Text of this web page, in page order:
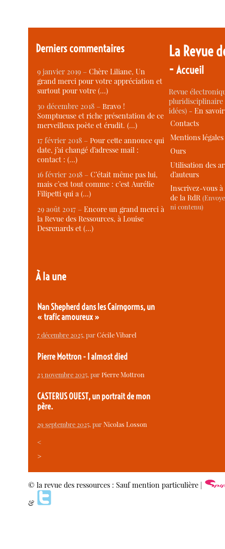
Derniers commentaires
9 janvier 2019 –Chère Liliane, Un
grand merci pour votre appréciation et
surtout pour votre (…)
30 décembre 2018 –Bravo !
Somptueuse et riche présentation de ce
merveilleux poète et érudit. (…)
17 février 2018 –Pour cette annonce qui
date, j’ai changé d’adresse mail :
contact : (…)
16 février 2018 –C’était même pas lui,
mais c’est tout comme : c’est Aurélie
Filipetti qui a (…)
29 août 2017 –Encore un grand merci à
la Revue des Ressources, à Louise
Desrenards et (…)
À la une
Nan Shepherd dans les Cairngorms, un
« trafic amoureux »
7 décembre 2025, parCécile Vibarel
Pierre Mottron - I almost died
23 novembre 2025, parPierre Mottron
CASTERUS OUEST, un portrait de mon
père.
29 septembre 2025, parNicolas Losson
<
>
La Revue
-Accueil
Revue
idées) -En
Contacts
Mentions légales
Ours
Utilisation des
d’auteurs
Inscrivez-vous
de la RdR
ni contenu)
© la revue des ressources : Sauf mention particulière |
&